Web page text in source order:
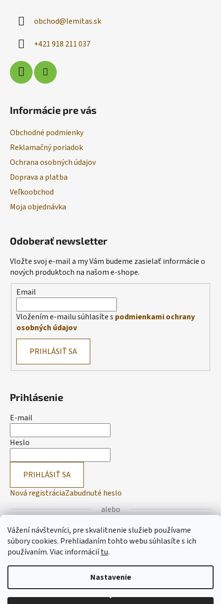
Vážení návštevníci, pre skvalitnenie služieb používame
súbory cookies. Prehliadaním tohto webu súhlasíte s ich
používaním.Viac informáciítu.
Nastavenie
obchod@lemitas.sk
+421 918 211 037
Informácie pre vás
Obchodné podmienky
Reklamačný poriadok
Ochrana osobných údajov
Doprava a platba
Veľkoobchod
Moja objednávka
Odoberať newsletter
Vložte svoj e-mail a my Vám budeme zasielať informácie o
nových produktoch na našom e-shope.
Email
Vložením e-mailu súhlasíte s podmienkami ochrany
osobných údajov
PRIHLÁSIŤ SA
Prihlásenie
E-mail
Heslo
PRIHLÁSIŤ SA
Nová registráciaZabudnuté heslo
alebo
Prihlásiť sa cez Facebook
Prihlásiť sa cez Google
Vytvoril Shoptet